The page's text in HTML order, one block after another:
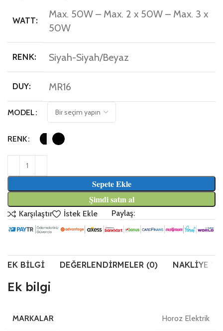
WATT:
Max. 50W – Max. 2 x 50W – Max. 3 x
50W
RENK: Siyah-Siyah/Beyaz
DUY: MR16
MODEL
RENK
Sepete Ekle
Şimdi satın al
Karşılaştır İstek Ekle Paylaş:
EK BILGI DEĞERLENDIRMELER (0) NAKLIYE
Ek bilgi
MARKALAR Horoz Elektrik